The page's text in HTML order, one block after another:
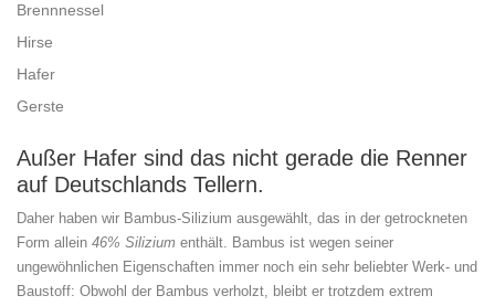
Brennnessel
Hirse
Hafer
Gerste
Außer Hafer sind das nicht gerade die Renner
auf Deutschlands Tellern.
Daher haben wir Bambus-Silizium ausgewählt, das in der getrockneten
Form allein 46% Silizium enthält. Bambus ist wegen seiner
ungewöhnlichen Eigenschaften immer noch ein sehr beliebter Werk- und
Baustoff: Obwohl der Bambus verholzt, bleibt er trotzdem extrem